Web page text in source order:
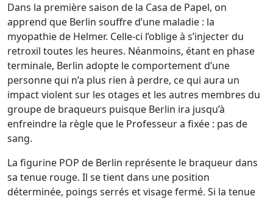
Dans la première saison de la Casa de Papel, on
apprend que Berlin souffre d’une maladie : la
myopathie de Helmer. Celle-ci l’oblige à s’injecter du
retroxil toutes les heures. Néanmoins, étant en phase
terminale, Berlin adopte le comportement d’une
personne qui n’a plus rien à perdre, ce qui aura un
impact violent sur les otages et les autres membres du
groupe de braqueurs puisque Berlin ira jusqu’à
enfreindre la règle que le Professeur a fixée : pas de
sang.
La figurine POP de Berlin représente le braqueur dans
sa tenue rouge. Il se tient dans une position
déterminée, poings serrés et visage fermé. Si la tenue